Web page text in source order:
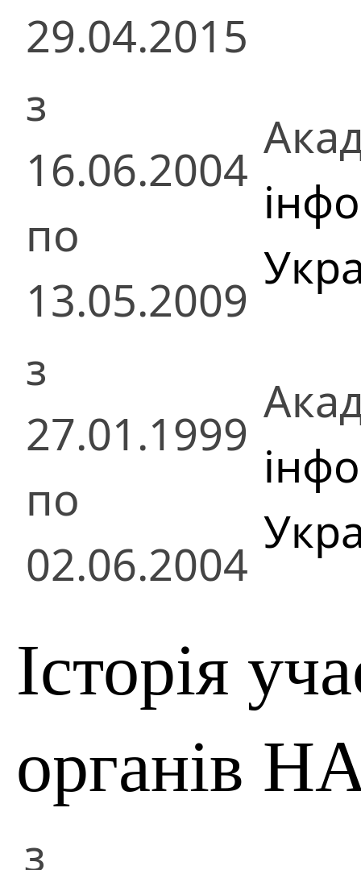
29.04.2015
з
16.06.2004
по
13.05.2009
з
27.01.1999
по
02.06.2004
Історія
органів
з